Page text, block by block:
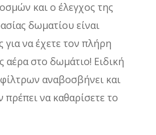
και ο έλεγχος της
δωματίου είναι
για να έχετε τον πλήρη
αέρα στο δωμάτιο! Ειδική
αναβοσβήνει και
να καθαρίσετε το